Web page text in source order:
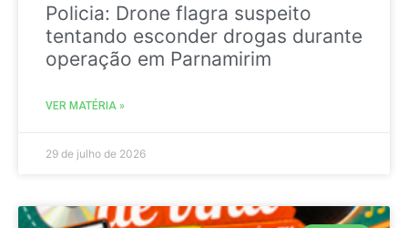
Policia: Drone flagra suspeito
tentando esconder drogas durante
operação em Parnamirim
VER MATÉRIA »
29 de julho de 2026